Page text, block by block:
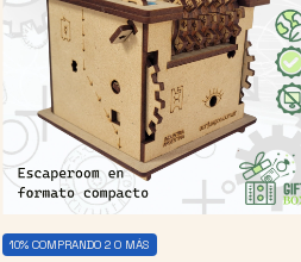
10% COMPRANDO 2 O MÁS